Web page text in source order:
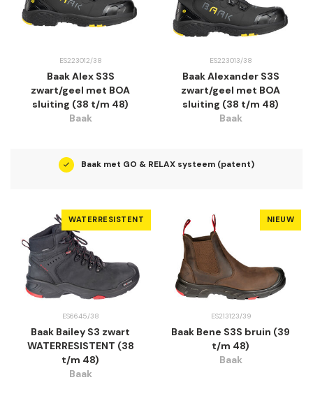
ES223012/38
Baak Alex S3S
zwart/geel met BOA
sluiting (38 t/m 48)
Baak
ES223013/38
Baak Alexander S3S
zwart/geel met BOA
sluiting (38 t/m 48)
Baak
WATERRESISTENT
ES6645/38
Baak Bailey S3 zwart
WATERRESISTENT (38
t/m 48)
Baak
NIEUW
ES213123/39
Baak Bene S3S bruin (39
t/m 48)
Baak
Baak met GO & RELAX systeem (patent)